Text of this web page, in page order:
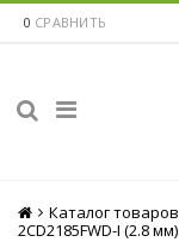
0 СРАВНИТЬ
Главная
Каталог товаров
2CD2185FWD-I (2.8 мм)